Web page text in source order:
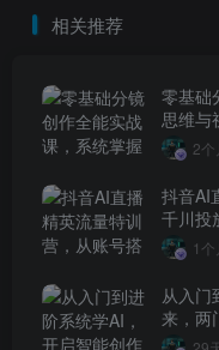
相关推荐
零基础
思维与
技能2个
抖音AI
千川投
具让賺
1
从入门
来，两